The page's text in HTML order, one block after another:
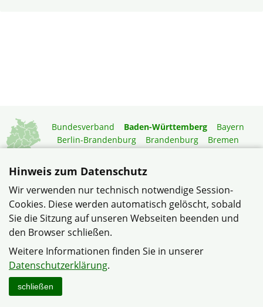
Bundesverband Baden-Württemberg
Bayern
Berlin-Brandenburg
Brandenburg
Bremen
Niedersachsen
Rheinland-Pfalz
Saarland
Sachsen-Anhalt
Schleswig-Holstein
Thüringen
Mitgliedermagazin
Gartenberatung
© Verband Wohneigentum Heinsheim/Bad Rappenau im
Verband Wohneigentum Baden-Württemberg e.V.
Datenschutzerklärung
Hinweis zum Datenschutz
Wir verwenden nur technisch notwendige Session-
Cookies. Diese werden automatisch gelöscht, sobald
Sie die Sitzung auf unseren Webseiten beenden und
den Browser schließen.
Weitere Informationen finden Sie in unserer
Datenschutzerklärung.
schließen